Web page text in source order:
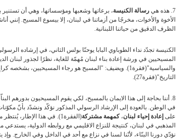
7. هذه هي رسالة الكنيسة، برعاتها وشعبها ومؤسساتها، وهي أن تستنير
الأخوة والأخوات، مخرجًا من أزماتنا في لبنان، إلا بيسوع المسيح. إنني
الظرف الدقيق من حياتنا اللبنانية.
الكنيسة تجدّد نداء الطوباوي البابا يوحنّا بولس الثاني، في إرشاده
المسيحيين في ورشة إعادة بناء لبنان مُهمّة للغاية، نظرًا لجذور لبنان
والسياسية"(فقرة1). ويضيف: "المسيح هو رجاء المسيحيين،
التاريخ"(فقرة27).
8. أننا بحاجة إلى هذا الايمان بالمسيح، لكي يقوم المسيحيون بدورهم
في الوطن. بالعودة إلى الإرشاد الرسولي المذكور نؤكّد ونشدّد بأنّ
على إعادة إحياء لبنان،كمهمة مشتركة
(الفقرة1). في هذا الإطار،
المذهبي في لبنان، كنتيجة للنزاع الاقليمي مع روابطه الدولية، يستدعي
نؤدّي دورنا البنّاء، لأنّنا لسنا في نزاع مع أحد في الداخل وفي الخارج.